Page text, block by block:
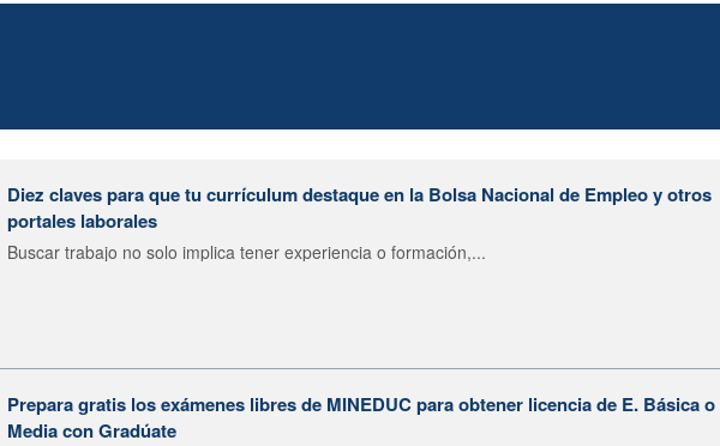
Diez claves para que tu currículum destaque en la Bolsa Nacional de Empleo y otros
portales laborales
Buscar trabajo no solo implica tener experiencia o formación,...
Prepara gratis los exámenes libres de MINEDUC para obtener licencia de E. Básica o
Media con Gradúate